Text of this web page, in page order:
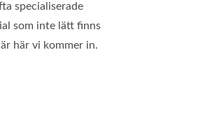
specialiserade
som inte lätt finns
här vi kommer in.